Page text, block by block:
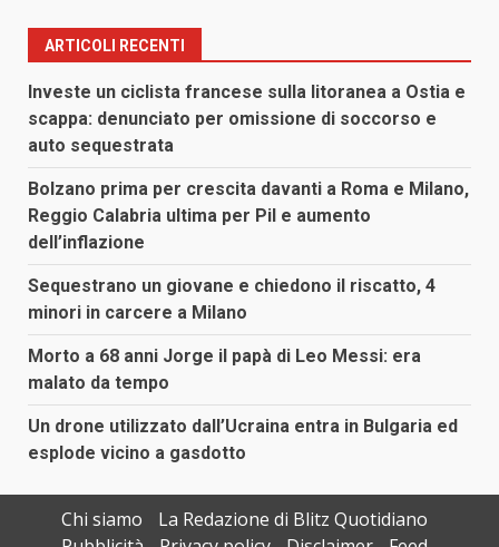
ARTICOLI RECENTI
Investe un ciclista francese sulla litoranea a Ostia e
scappa: denunciato per omissione di soccorso e
auto sequestrata
Bolzano prima per crescita davanti a Roma e Milano,
Reggio Calabria ultima per Pil e aumento
dell’inflazione
Sequestrano un giovane e chiedono il riscatto, 4
minori in carcere a Milano
Morto a 68 anni Jorge il papà di Leo Messi: era
malato da tempo
Un drone utilizzato dall’Ucraina entra in Bulgaria ed
esplode vicino a gasdotto
Chi siamo
La Redazione di Blitz Quotidiano